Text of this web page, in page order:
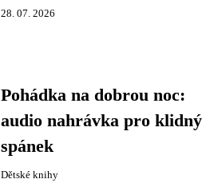
28. 07. 2026
Pohádka na dobrou noc:
audio nahrávka pro klidný
spánek
Dětské knihy